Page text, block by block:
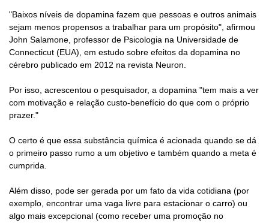
"Baixos níveis de dopamina fazem que pessoas e outros animais
sejam menos propensos a trabalhar para um propósito", afirmou
John Salamone, professor de Psicologia na Universidade de
Connecticut (EUA), em estudo sobre efeitos da dopamina no
cérebro publicado em 2012 na revista Neuron.
Por isso, acrescentou o pesquisador, a dopamina "tem mais a ver
com motivação e relação custo-benefício do que com o próprio
prazer."
O certo é que essa substância química é acionada quando se dá
o primeiro passo rumo a um objetivo e também quando a meta é
cumprida.
Além disso, pode ser gerada por um fato da vida cotidiana (por
exemplo, encontrar uma vaga livre para estacionar o carro) ou
algo mais excepcional (como receber uma promoção no